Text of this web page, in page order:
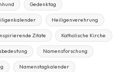
Gedenktag
Heiligenverehrung
Zitate Katholische Kirche
Namensforschung
Namenstagkalender